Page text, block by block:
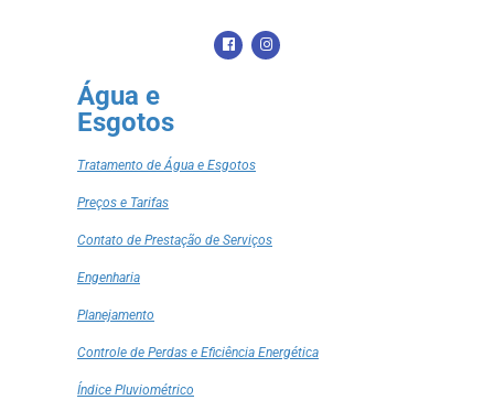
Água e
Esgotos
Tratamento de Água e Esgotos
Preços e Tarifas
Contato de Prestação de Serviços
Engenharia
Planejamento
Controle de Perdas e Eficiência Energética
Índice Pluviométrico